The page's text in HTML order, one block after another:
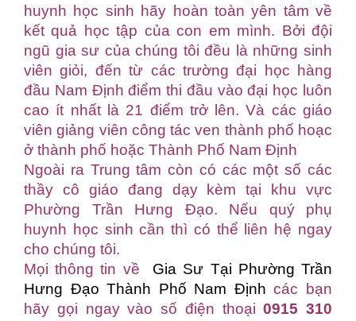
huynh học sinh hãy hoàn toàn yên tâm về
kết quả học tập của con em mình. Bởi đội
ngũ gia sư của chúng tôi đều là những sinh
viên giỏi, đến từ các trường đại học hàng
đầu Nam Định điểm thi đầu vào đại học luôn
cao ít nhất là 21 điểm trở lên. Và các giáo
viên giảng viên công tác ven thành phố hoạc
ở thành phố hoặc Thành Phố Nam Định
Ngoài ra Trung tâm còn có các một số các
thầy cô giáo đang dạy kèm tại khu vực
Phường Trần Hưng Đạo. Nếu quý phụ
huynh học sinh cần thì có thể liên hệ ngay
cho chúng tôi.
Mọi thông tin về
Gia Sư Tại Phường Trần
Hưng Đạo Thành Phố Nam Định các bạn
hãy gọi ngay vào số điện thoại0915 310